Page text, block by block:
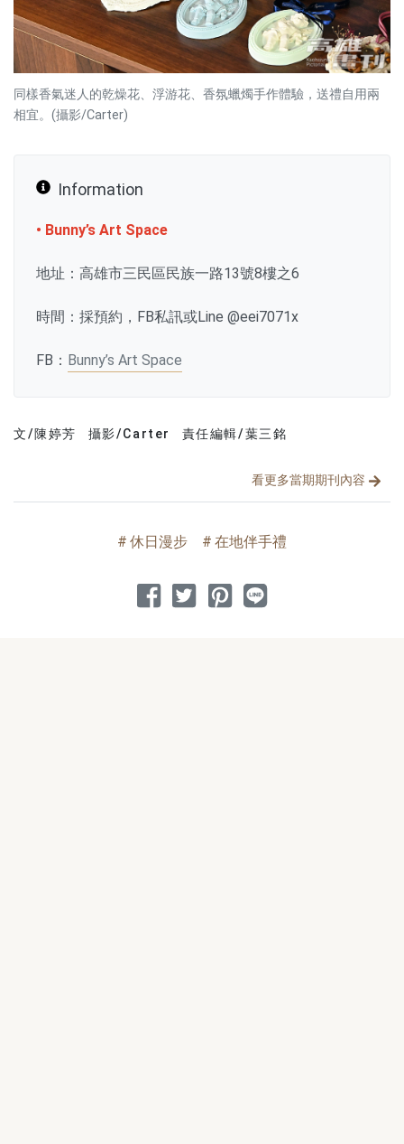
同樣香氣迷人的乾燥花、浮游花、香氛蠟燭手作體驗，送禮自用兩
相宜。(攝影/Carter)
Information
• Bunny’s Art Space
地址：高雄市三民區民族一路13號8樓之6
時間：採預約，FB私訊或Line @eei7071x
FB： Bunny’s Art Space
文/陳婷芳 攝影/Carter 責任編輯/葉三銘
看更多當期期刊內容
文章分類
休日漫步 在地伴手禮
分享文章
分享到 Facebook
分享到 Twitter
分享到 Pinterest
分享到 Line